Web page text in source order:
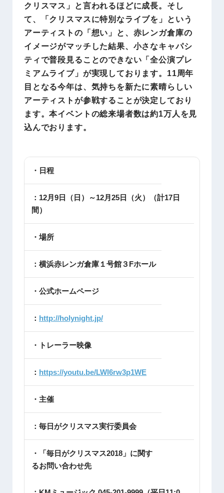
クリスマス」と言われるほどに成長。そし
て、「クリスマスに特別なライブを」という
アーティストの「想い」と、赤レンガ倉庫の
イメージがマッチした結果、小さなキャパシ
ティで普段見ることのできない「全公演プレ
ミアムライブ」が実現しております。11周年
目となる今年は、気持ちを新たに素晴らしい
アーティストが参戦することが決定しており
ます。本イベントの総来場者数は約1万人を見
込んでおります。
・日程
：12月9日（日）～12月25日（火）（計17日
間）
・場所
：横浜赤レンガ倉庫１号館３Fホール
・公式ホームページ
： http://holynight.jp/
・トレーラー映像
： https://youtu.be/LWl6rw3p1WE
・主催
：毎日がクリスマス実行委員会
・「毎日がクリスマス2018」に関す
るお問い合わせ先